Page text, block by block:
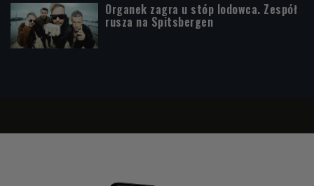
Organek zagra u stóp lodowca. Zespół
rusza na Spitsbergen